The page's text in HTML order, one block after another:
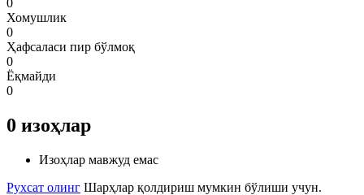
Хомушлик
0
Ҳафсаласи пир бўлмоқ
0
Ёқмайди
0
0 изоҳлар
Изоҳлар мавжуд емас
Рухсат олинг Шарҳлар қолдириш мумкин бўлиши учун.